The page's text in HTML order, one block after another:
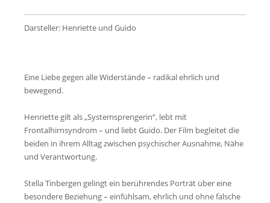
Darsteller: Henriette und Guido
Eine Liebe gegen alle Widerstände – radikal ehrlich und
bewegend.
Henriette gilt als „Systemsprengerin“, lebt mit
Frontalhirnsyndrom – und liebt Guido. Der Film begleitet die
beiden in ihrem Alltag zwischen psychischer Ausnahme, Nähe
und Verantwortung.
Stella Tinbergen gelingt ein berührendes Porträt über eine
besondere Beziehung – einfühlsam, ehrlich und ohne falsche